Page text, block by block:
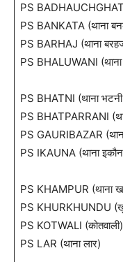
PS BADHAUCHGHAT
PS BANKATA (थाना
PS BARHAJ (थाना
PS BHALUWANI
PS BHATNI (थाना
PS BHATPARRANI
PS GAURIBAZAR (थाना
PS IKAUNA (थाना
PS KHAMPUR (थाना
PS KHURKHUNDU
PS KOTWALI (कोतवाली)
PS LAR (थाना लार)